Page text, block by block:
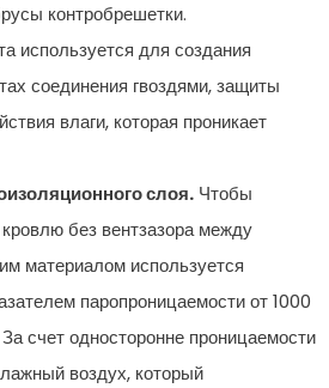
контробрешетки.
используется для создания
соединения гвоздями, защиты
влаги, которая проникает
слоя.Чтобы
без вентзазора между
материалом используется
паропроницаемости от 1000
счет односторонне проницаемости
воздух, который